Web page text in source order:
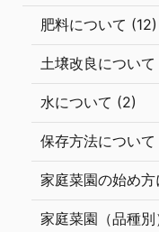
肥料について (12)
土壌改良について
水について (2)
保存方法につい
家庭菜園の始め方
家庭菜園（品種